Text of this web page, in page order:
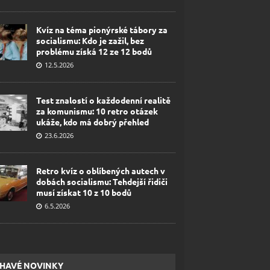
Kvíz na téma pionýrské tábory za
socialismu: Kdo je zažil, bez
problému získá 12 ze 12 bodů
12.5.2026
Test znalostí o každodenní realitě
za komunismu: 10 retro otázek
ukáže, kdo má dobrý přehled
23.6.2026
Retro kvíz o oblíbených autech v
dobách socialismu: Tehdejší řidiči
musí získat 10 z 10 bodů
6.5.2026
NOVINKY